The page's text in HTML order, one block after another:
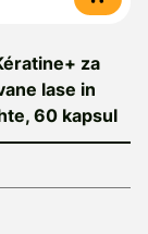
za
lase in
60 kapsul